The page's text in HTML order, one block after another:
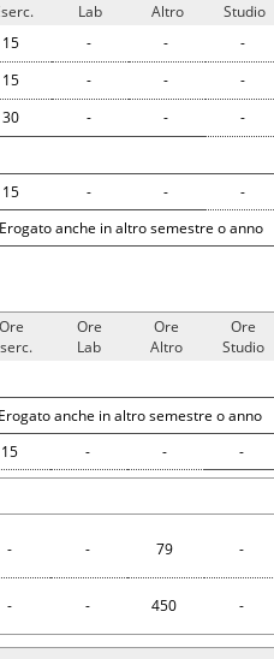
Lab
Altro
Studio
15 - - -
15 - - -
30 - - -
15 - - -
Erogato anche in altro semestre o anno
Ore
Ore
Lab
Ore
Altro
Ore
Studio
Erogato anche in altro semestre o anno
15 - - -
- - 79 -
- - 450 -